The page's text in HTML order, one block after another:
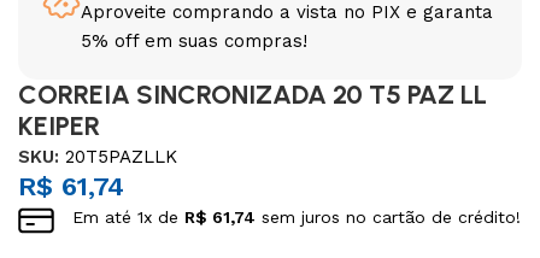
Aproveite comprando a vista no PIX e garanta
5% off em suas compras!
CORREIA SINCRONIZADA 20 T5 PAZ LL
KEIPER
SKU:20T5PAZLLK
R$ 61,74
Em até1x de R$ 61,74 sem juros no cartão de crédito!